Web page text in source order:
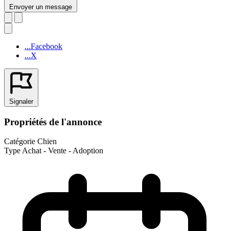
Envoyer un message
...Facebook
...X
Signaler
Propriétés de l'annonce
Catégorie Chien
TypeAchat - Vente - Adoption